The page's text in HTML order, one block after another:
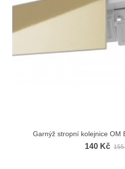
Garnýž stropní kolejnice OM
140 Kč 155